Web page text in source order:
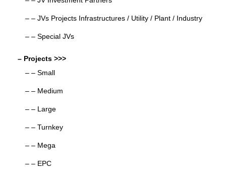
– – JVs Projects Infrastructures / Utility / Plant / Industry
– – Special JVs
– Projects >>>
– – Small
– – Medium
– – Large
– – Turnkey
– – Mega
– – EPC